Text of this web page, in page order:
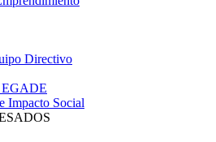
Directivo
EGADE
Impacto Social